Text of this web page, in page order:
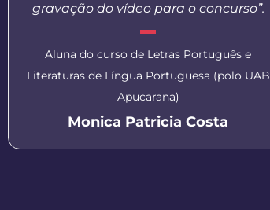
gravação do vídeo para o concurso”.
Aluna do curso de Letras Português e
Literaturas de Língua Portuguesa (polo UAB
Apucarana)
Monica Patricia Costa